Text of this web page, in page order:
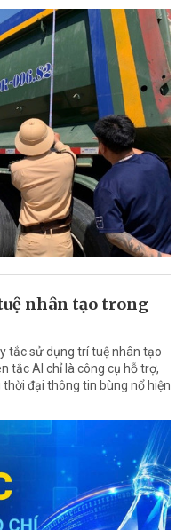
nhân tạo trong
tắc sử dụng trí tuệ nhân tạo
tắc AI chỉ là công cụ hỗ trợ,
đại thông tin bùng nổ hiện